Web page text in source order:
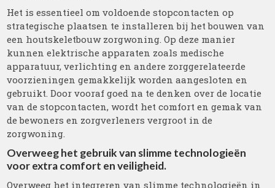
Het is essentieel om voldoende stopcontacten op
strategische plaatsen te installeren bij het bouwen van
een houtskeletbouw zorgwoning. Op deze manier
kunnen elektrische apparaten zoals medische
apparatuur, verlichting en andere zorggerelateerde
voorzieningen gemakkelijk worden aangesloten en
gebruikt. Door vooraf goed na te denken over de locatie
van de stopcontacten, wordt het comfort en gemak van
de bewoners en zorgverleners vergroot in de
zorgwoning.
Overweeg het gebruik van slimme technologieën
voor extra comfort en veiligheid.
Overweeg het integreren van slimme technologieën in